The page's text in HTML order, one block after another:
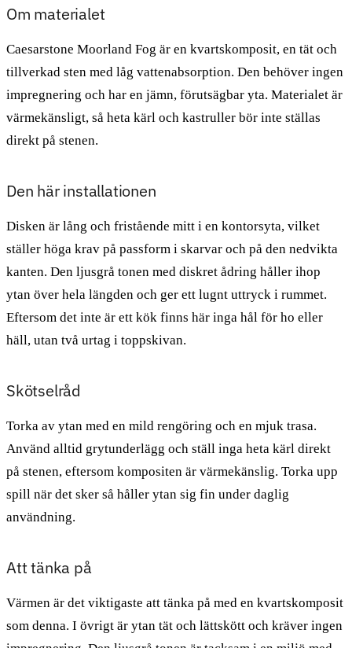
Om materialet
Caesarstone Moorland Fog är en kvartskomposit, en tät och
tillverkad sten med låg vattenabsorption. Den behöver ingen
impregnering och har en jämn, förutsägbar yta. Materialet är
värmekänsligt, så heta kärl och kastruller bör inte ställas
direkt på stenen.
Den här installationen
Disken är lång och fristående mitt i en kontorsyta, vilket
ställer höga krav på passform i skarvar och på den nedvikta
kanten. Den ljusgrå tonen med diskret ådring håller ihop
ytan över hela längden och ger ett lugnt uttryck i rummet.
Eftersom det inte är ett kök finns här inga hål för ho eller
häll, utan två urtag i toppskivan.
Skötselråd
Torka av ytan med en mild rengöring och en mjuk trasa.
Använd alltid grytunderlägg och ställ inga heta kärl direkt
på stenen, eftersom kompositen är värmekänslig. Torka upp
spill när det sker så håller ytan sig fin under daglig
användning.
Att tänka på
Värmen är det viktigaste att tänka på med en kvartskomposit
som denna. I övrigt är ytan tät och lättskött och kräver ingen